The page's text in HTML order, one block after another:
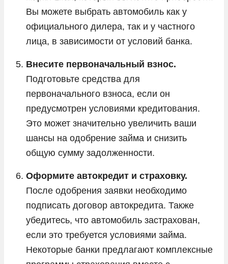
Вы можете выбрать автомобиль как у
официального дилера, так и у частного
лица, в зависимости от условий банка.
Внесите первоначальный взнос.
Подготовьте средства для
первоначального взноса, если он
предусмотрен условиями кредитования.
Это может значительно увеличить ваши
шансы на одобрение займа и снизить
общую сумму задолженности.
Оформите автокредит и страховку.
После одобрения заявки необходимо
подписать договор автокредита. Также
убедитесь, что автомобиль застрахован,
если это требуется условиями займа.
Некоторые банки предлагают комплексные